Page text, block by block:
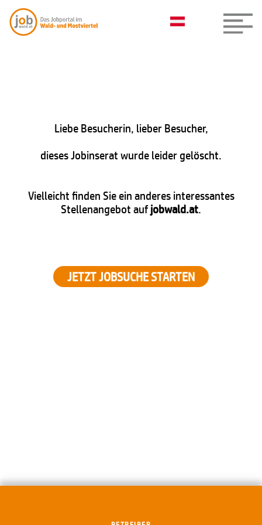
Liebe Besucherin, lieber Besucher,
dieses Jobinserat wurde leider gelöscht.
Vielleicht finden Sie ein anderes interessantes
Stellenangebot aufjobwald.at.
JETZT JOBSUCHE STARTEN